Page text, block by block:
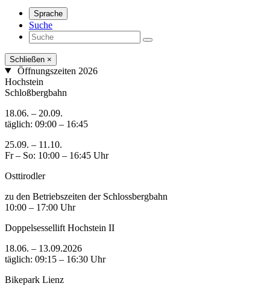
Sprache
Suche
Schließen ×
Öffnungszeiten 2026
Hochstein
Schloßbergbahn
18.06. – 20.09.
täglich: 09:00 – 16:45
25.09. – 11.10.
Fr – So: 10:00 – 16:45 Uhr
Osttirodler
zu den Betriebszeiten der Schlossbergbahn
10:00 – 17:00 Uhr
Doppelsessellift Hochstein II
18.06. – 13.09.2026
täglich: 09:15 – 16:30 Uhr
Bikepark Lienz